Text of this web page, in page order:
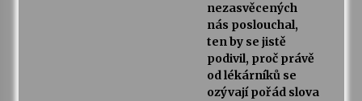
nezasvěcených
nás poslouchal,
ten by se jistě
podivil, proč právě
od lékárníků se
ozývají pořád slova